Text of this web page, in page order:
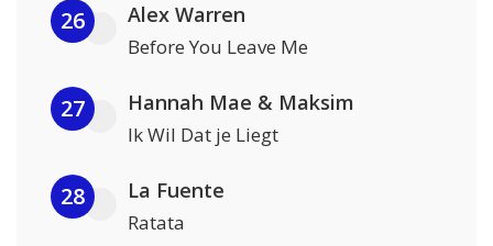
26 Alex Warren
Before You Leave Me
27 Hannah Mae & Maksim
Ik Wil Dat je Liegt
28 La Fuente
Ratata